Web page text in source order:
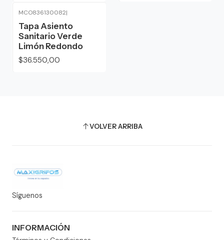
MCO836130082|
Tapa Asiento
Sanitario Verde
Limón Redondo
$36.550,00
VOLVER ARRIBA
Síguenos
INFORMACIÓN